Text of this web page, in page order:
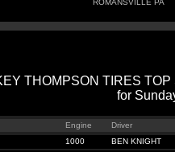
ROMANSVILLE PA
THOMPSON TIRES
for
Engine
Driver
1000
BEN KNIGHT